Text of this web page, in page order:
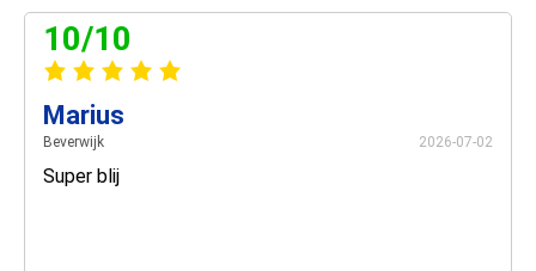
10/10
Marius
Beverwijk 2026-07-02
Super blij